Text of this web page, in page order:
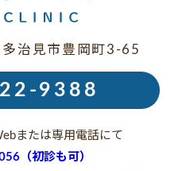
治見市豊岡町3-65
9388
または専用電話にて
（初診も可）